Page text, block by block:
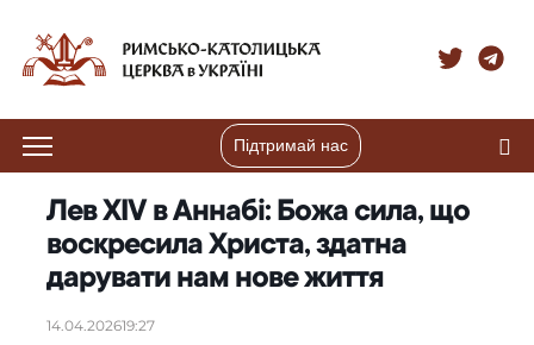
Підтримай нас
Лев XIV в Аннабі: Божа сила, що
воскресила Христа, здатна
дарувати нам нове життя
14.04.202619:27